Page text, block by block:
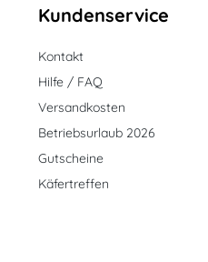
Kundenservice
Kontakt
Hilfe / FAQ
Versandkosten
Betriebsurlaub 2026
Gutscheine
Käfertreffen